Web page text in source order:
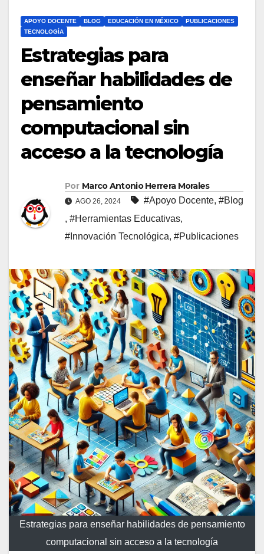
APOYO DOCENTE BLOG EDUCACIÓN EN MÉXICO
PUBLICACIONES
TECNOLOGÍA
Estrategias para
enseñar habilidades de
pensamiento
computacional sin
acceso a la tecnología
Por Marco Antonio Herrera Morales
AGO 26, 2024 #Apoyo Docente, #Blog
, #Herramientas Educativas,
#Innovación Tecnológica, #Publicaciones
Estrategias para enseñar habilidades de pensamiento
computacional sin acceso a la tecnología